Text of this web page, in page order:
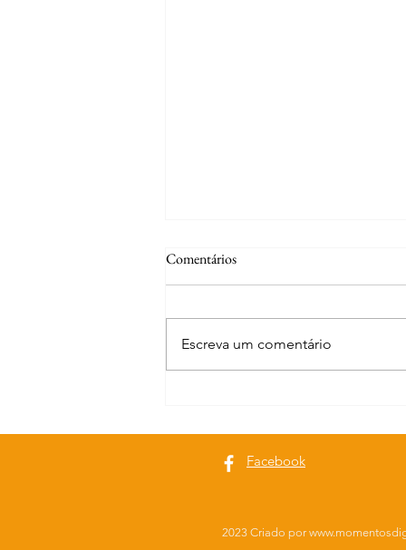
Comentários
Escreva um comentário
Facebook
2023 Criado por